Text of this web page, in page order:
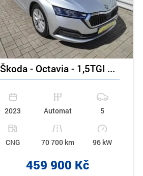
Škoda - Octavia - 1,5TGI ...
2023 Automat 5
CNG 70 700 km 96 kW
459 900 Kč